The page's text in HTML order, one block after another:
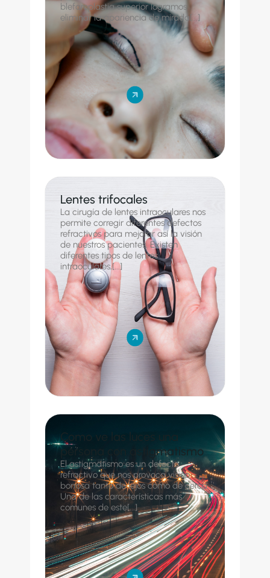
blefaroplastia superior logramos
eliminar la apariencia de mirada[...]
Lentes trifocales
La cirugía de lentes intraoculares nos
permite corregir diferentes defectos
refractivos para mejorar así la visión
de nuestros pacientes. Existen
diferentes tipos de lentes
intraoculares,[...]
Como ve las luces una
persona con astigmatismo
El astigmatismo es un defecto
refractivo que nos provoca visión
borrosa tanto de lejos como de cerca.
Una de las características más
comunes de este[...]